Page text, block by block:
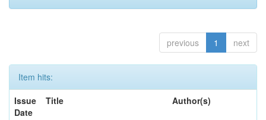
previous 1 next
Item hits:
Issue
Date
Title Author(s)